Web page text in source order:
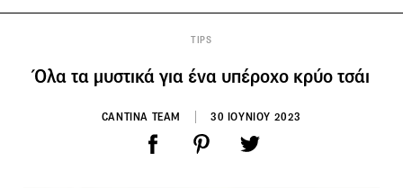
TIPS
Όλα τα μυστικά για ένα υπέροχο κρύο τσάι
CANTINA TEAM 30 ΙΟΥΝΙΟΥ 2023